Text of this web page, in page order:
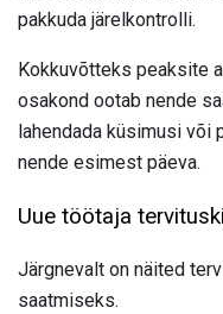
pakkuda järelkontrolli.
Kokkuvõtteks peaksite
osakond ootab nende
lahendada küsimusi või
nende esimest päeva.
Uue töötaja
Järgnevalt on näited
saatmiseks.